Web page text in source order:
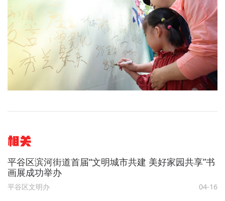
相关
平谷区滨河街道首届“文明城市共建 美好家园共享”书
画展成功举办
平谷区文明办 04-16